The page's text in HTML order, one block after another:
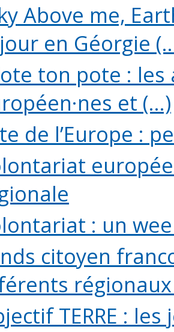
Above me,
en Géorgie
ton pote :
et (...)
de l’Europe :
: un
citoyen
régionaux
TERRE :